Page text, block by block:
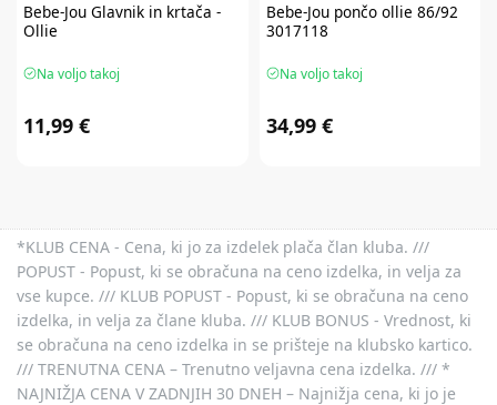
Bebe-JouGlavnik in krtača -
Ollie
Na voljo takoj
11,99 €
Bebe-Jou pončo ollie 86/92
3017118
Na voljo takoj
34,99 €
*KLUB CENA - Cena, ki jo za izdelek plača član kluba. ///
POPUST - Popust, ki se obračuna na ceno izdelka, in velja za
vse kupce. /// KLUB POPUST - Popust, ki se obračuna na ceno
izdelka, in velja za člane kluba. /// KLUB BONUS - Vrednost, ki
se obračuna na ceno izdelka in se prišteje na klubsko kartico.
/// TRENUTNA CENA – Trenutno veljavna cena izdelka. /// *
NAJNIŽJA CENA V ZADNJIH 30 DNEH – Najnižja cena, ki jo je